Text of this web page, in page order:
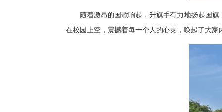
随着激昂的国歌响起，升旗手有力地扬起国
在校园上空，震撼着每一个人的心灵，唤起了大